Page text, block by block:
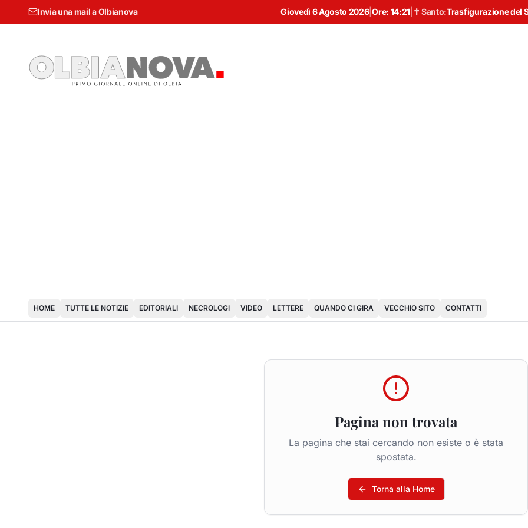
Invia una mail a Olbianova Giovedì 6 Agosto 2026 |Ore: 14:21| ✝ Santo:Trasfigurazione del
HOME TUTTE LE NOTIZIE EDITORIALI NECROLOGI VIDEO LETTERE QUANDO CI GIRA VECCHIO SITO CONTATTI
Pagina non trovata
La pagina che stai cercando non esiste o è stata
spostata.
Torna alla Home